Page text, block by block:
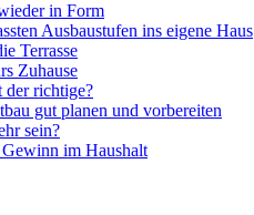
in Form
Ausbaustufen ins eigene Haus
Terrasse
Zuhause
der richtige?
gut planen und vorbereiten
sein?
Gewinn im Haushalt